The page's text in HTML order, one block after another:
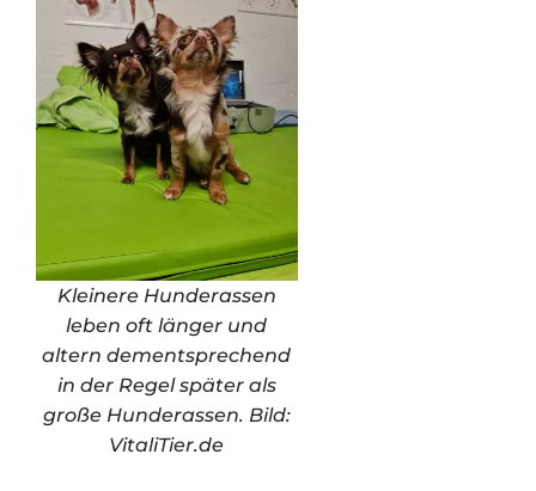
Kleinere Hunderassen
leben oft länger und
altern dementsprechend
in der Regel später als
große Hunderassen. Bild:
VitaliTier.de